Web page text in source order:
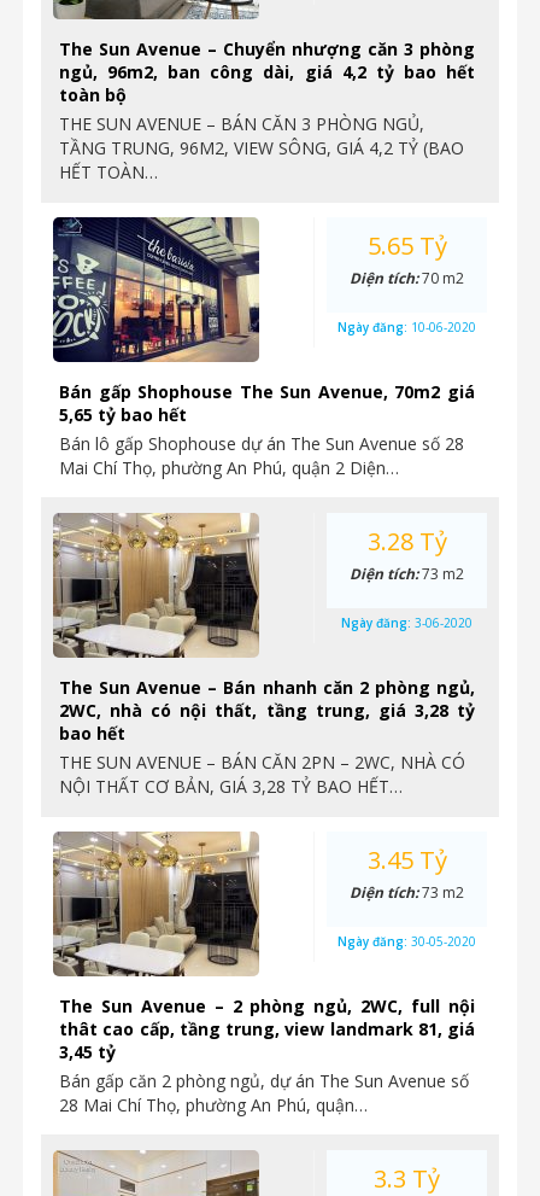
The Sun Avenue – Chuyển nhượng căn 3 phòng
ngủ, 96m2, ban công dài, giá 4,2 tỷ bao hết
toàn bộ
THE SUN AVENUE – BÁN CĂN 3 PHÒNG NGỦ,
TẦNG TRUNG, 96M2, VIEW SÔNG, GIÁ 4,2 TỶ (BAO
HẾT TOÀN…
Bán gấp Shophouse The Sun Avenue, 70m2 giá
5,65 tỷ bao hết
Bán lô gấp Shophouse dự án The Sun Avenue số 28
Mai Chí Thọ, phường An Phú, quận 2 Diện…
5.65 Tỷ
Diện tích:70 m2
Ngày đăng: 10-06-2020
The Sun Avenue – Bán nhanh căn 2 phòng ngủ,
2WC, nhà có nội thất, tầng trung, giá 3,28 tỷ
bao hết
THE SUN AVENUE – BÁN CĂN 2PN – 2WC, NHÀ CÓ
NỘI THẤT CƠ BẢN, GIÁ 3,28 TỶ BAO HẾT…
3.28 Tỷ
Diện tích:73 m2
Ngày đăng: 3-06-2020
The Sun Avenue – 2 phòng ngủ, 2WC, full nội
thât cao cấp, tầng trung, view landmark 81, giá
3,45 tỷ
Bán gấp căn 2 phòng ngủ, dự án The Sun Avenue số
28 Mai Chí Thọ, phường An Phú, quận…
3.45 Tỷ
Diện tích:73 m2
Ngày đăng: 30-05-2020
3.3 Tỷ